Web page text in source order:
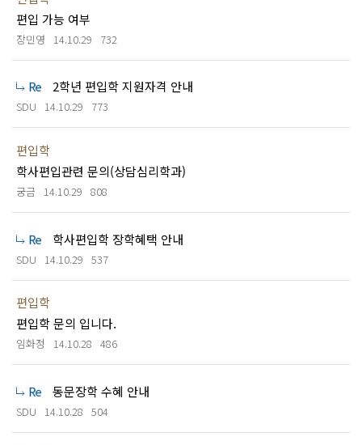
편입 가능 여부
장민영 14.10.29 732
2학년 편입학 지원자격 안내
SDU 14.10.29 773
편입학
학사편입관련 문의(상담심리학과)
궁금 14.10.29 808
학사편입학 장학혜택 안내
SDU 14.10.29 537
편입학
편입학 문의 입니다.
임화정 14.10.28 486
동문장학 수혜 안내
SDU 14.10.28 504